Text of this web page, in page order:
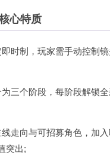
心特质
时制，玩家需手动控制
三个阶段，每阶段解锁
走向与可招募角色，加
突出;